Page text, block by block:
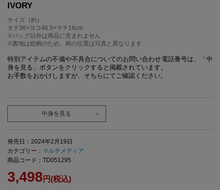
IVORY
サイズ（約）
タテ36×ヨコ46.5×マチ16cm
※バッグ以外は商品に含まれません
※裏地は総柄のため、柄の位置は写真と異なります
特別アイテムの不備や不具合についてのお問い合わせ電話番号は、「中
身を見る」ボタンをクリックすると掲載されています。
お手数をおかけしますが、そちらにてご確認ください。
中身を見る
発売日：2024年2月19日
カテゴリー： マルチメディア
商品コード：TD051295
3,498円(税込)